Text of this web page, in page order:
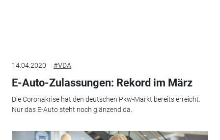
14.04.2020 #VDA
E-Auto-Zulassungen: Rekord im März
Die Coronakrise hat den deutschen Pkw-Markt bereits erreicht.
Nur das E-Auto steht noch glänzend da.